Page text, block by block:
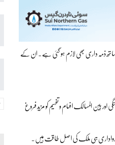
ساتھ ذمہ داری بھی لازم ہو گئی ہے۔ ان کے
بین المسالک افہام و تفہیم کو مزید فروغ
اور رواداری ہی ملک کی اصل طاقت ہیں۔